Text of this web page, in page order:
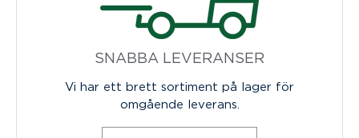
SNABBA LEVERANSER
Vi har ett brett sortiment på lager för
omgående leverans.